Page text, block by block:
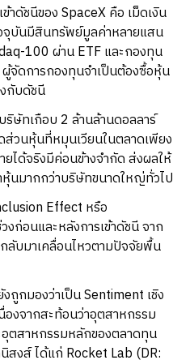
ดัชนีของ SpaceX คือ เม็ดเงิน
จุบันมีสินทรัพย์มูลค่าหลายแสน
100 ผ่าน ETF และกองทุน
จัดการกองทุนจำเป็นต้องซื้อหุ้น
กับดัชนี
ริษัทเกือบ 2 ล้านล้านดอลลาร์
วนหุ้นที่หมุนเวียนในตลาดเพียง
ได้จริงมีค่อนข้างจำกัด ส่งผลให้
นมากกว่าบริษัทขนาดใหญ่ทั่วไป
Effect หรือ
ก่อนและหลังการเข้าดัชนี จาก
ลับมาเคลื่อนไหวตามปัจจัยพื้น
ถูกมองว่าเป็น Sentiment เชิง
งจากสะท้อนว่าอุตสาหกรรม
ตสาหกรรมหลักของตลาดทุน
สงส์ ได้แก่ Rocket Lab (DR: